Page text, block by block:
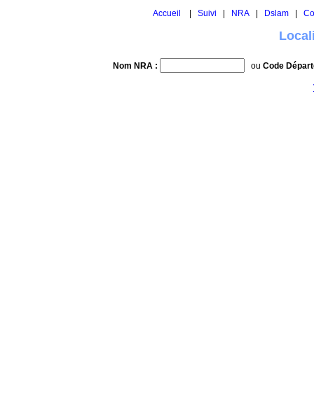
Accueil Suivi NRA Dslam
Nom NRA : ou Code